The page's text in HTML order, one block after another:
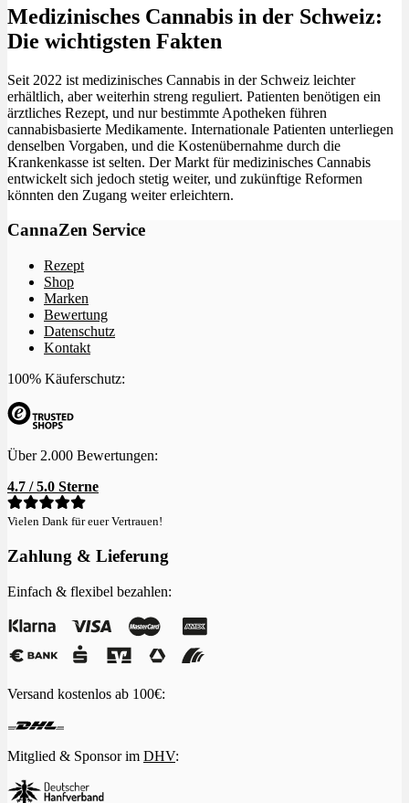
Medizinisches Cannabis in der Schweiz:
Die wichtigsten Fakten
Seit 2022 ist medizinisches Cannabis in der Schweiz leichter
erhältlich, aber weiterhin streng reguliert. Patienten benötigen ein
ärztliches Rezept, und nur bestimmte Apotheken führen
cannabisbasierte Medikamente. Internationale Patienten unterliegen
denselben Vorgaben, und die Kostenübernahme durch die
Krankenkasse ist selten. Der Markt für medizinisches Cannabis
entwickelt sich jedoch stetig weiter, und zukünftige Reformen
könnten den Zugang weiter erleichtern.
CannaZen Service
Rezept
Shop
Marken
Bewertung
Datenschutz
Kontakt
100% Käuferschutz:
Über 2.000 Bewertungen:
4.7 / 5.0 Sterne
Vielen Dank für euer Vertrauen!
Zahlung & Lieferung
Einfach & flexibel bezahlen:
Versand kostenlos ab 100€:
Mitglied & Sponsor im DHV: